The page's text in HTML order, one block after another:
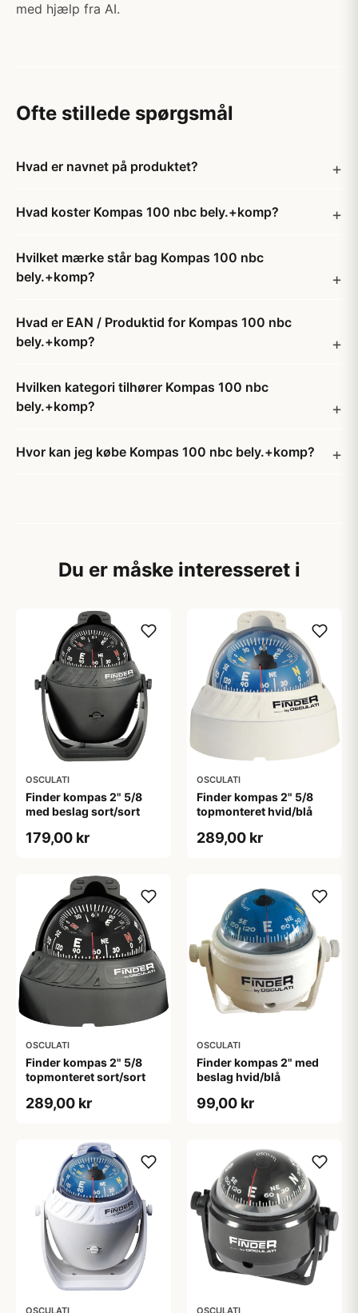
med hjælp fra AI.
Ofte stillede spørgsmål
Hvad er navnet på produktet?
Hvad koster Kompas 100 nbc bely.+komp?
Hvilket mærke står bag Kompas 100 nbc
bely.+komp?
Hvad er EAN / Produktid for Kompas 100 nbc
bely.+komp?
Hvilken kategori tilhører Kompas 100 nbc
bely.+komp?
Hvor kan jeg købe Kompas 100 nbc bely.+komp?
Du er måske interesseret i
OSCULATI
Finder kompas 2" 5/8
med beslag sort/sort
179,00 kr
OSCULATI
Finder kompas 2" 5/8
topmonteret hvid/blå
289,00 kr
OSCULATI
Finder kompas 2" 5/8
topmonteret sort/sort
289,00 kr
OSCULATI
Finder kompas 2" med
beslag hvid/blå
99,00 kr
OSCULATI OSCULATI